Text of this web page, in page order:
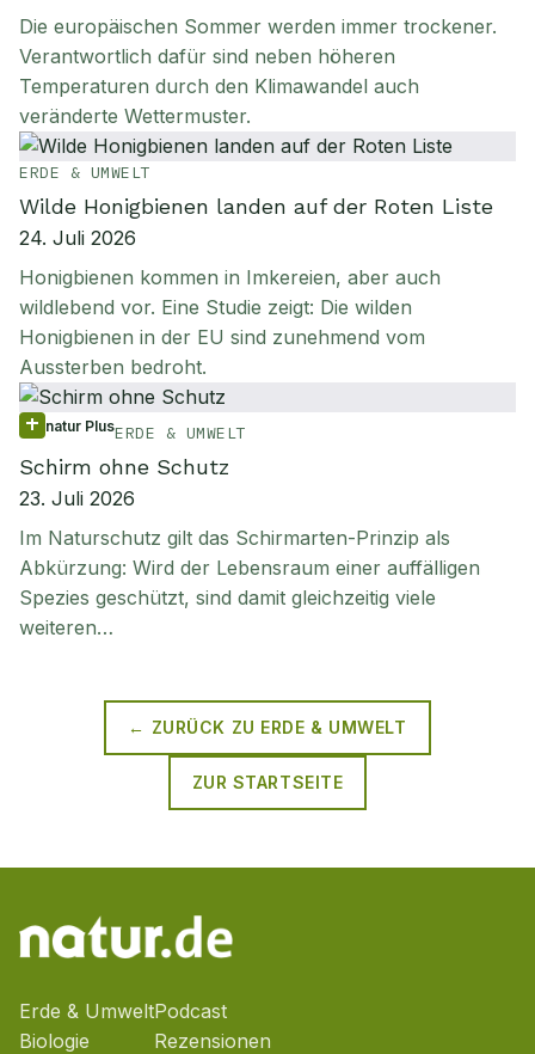
Die europäischen Sommer werden immer trockener.
Verantwortlich dafür sind neben höheren
Temperaturen durch den Klimawandel auch
veränderte Wettermuster.
ERDE & UMWELT
Wilde Honigbienen landen auf der Roten Liste
24. Juli 2026
Honigbienen kommen in Imkereien, aber auch
wildlebend vor. Eine Studie zeigt: Die wilden
Honigbienen in der EU sind zunehmend vom
Aussterben bedroht.
natur PlusERDE & UMWELT
Schirm ohne Schutz
23. Juli 2026
Im Naturschutz gilt das Schirmarten-Prinzip als
Abkürzung: Wird der Lebensraum einer auffälligen
Spezies geschützt, sind damit gleichzeitig viele
weiteren…
← ZURÜCK ZU ERDE & UMWELT
ZUR STARTSEITE
Erde & Umwelt
Biologie
Podcast
Rezensionen